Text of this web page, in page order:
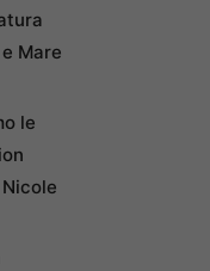
Mare
le